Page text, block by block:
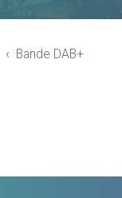
Bande DAB+